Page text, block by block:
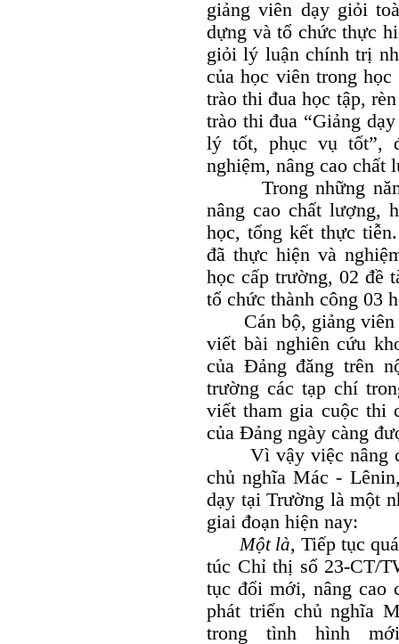
giảng viên dạy giỏi
dựng và tổ chức thực
giỏi lý luận chính trị
của học viên trong
trào thi đua học tập,
trào thi đua “Giảng
lý tốt, phục vụ tốt”,
nghiệm, nâng cao chất
Trong những năm
nâng cao chất lượng,
học, tổng kết thực
đã thực hiện và
học cấp trường, 02 đề
tổ chức thành công 03
Cán bộ, giảng viên
viết bài nghiên cứu
của Đảng đăng trên
trường các tạp chí
viết tham gia cuộc thi
của Đảng ngày càng
Vì vậy việc nâng
chủ nghĩa Mác -
dạy tại Trường là một
giai đoạn hiện nay:
Một là, Tiếp tục
túc Chỉ thị số 23-CT/
tục đổi mới, nâng cao
phát triển chủ nghĩa
trong tình hình